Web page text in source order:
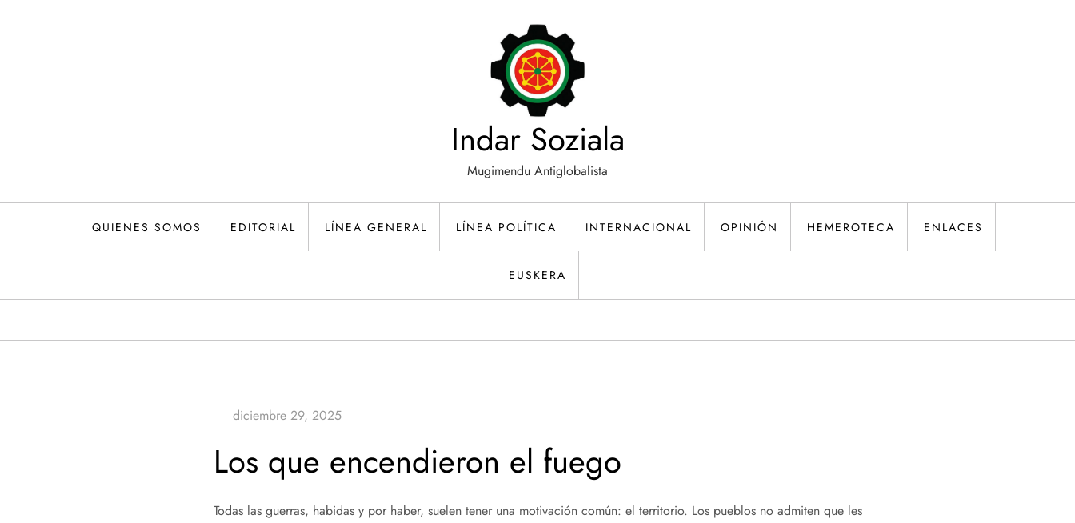
Indar Soziala
Mugimendu Antiglobalista
QUIENES SOMOS EDITORIAL LÍNEA GENERAL LÍNEA POLÍTICA INTERNACIONAL OPINIÓN HEMEROTECA ENLACES
EUSKERA
Los que encendieron el fuego
Todas las guerras, habidas y por haber, suelen tener una motivación común: el territorio. Los pueblos no admiten que les